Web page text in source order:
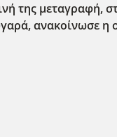
της μεταγραφή,
ανακοίνωσε η